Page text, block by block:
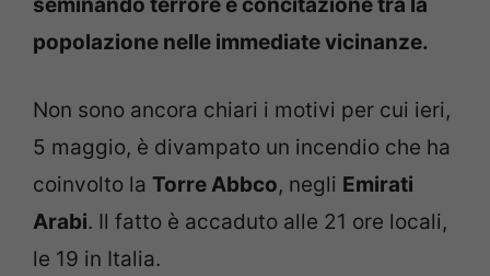
popolazione nelle immediate vicinanze.
Non sono ancora chiari i motivi per cui ieri,
5 maggio, è divampato un incendio che ha
coinvolto la Torre Abbco, negli Emirati
Arabi. Il fatto è accaduto alle 21 ore locali,
le 19 in Italia.